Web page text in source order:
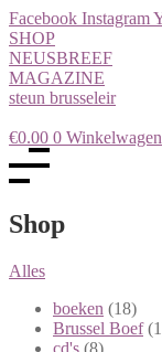
Facebook Instagram
SHOP
NEUSBREEF
MAGAZINE
steun brusseleir
€0.00 0 Winkelwagen
Shop
Alles
boeken (18)
Brussel Boef
cd's (8)